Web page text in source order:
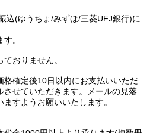
込(ゆうちょ/みずほ/三菱UFJ銀行)に
。
おりません。
格確定後10日以内にお支払いいただ
させていただきます。メールの見落
すようお願いいたします。